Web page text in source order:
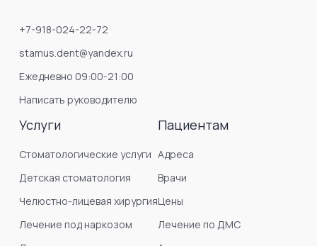
+7-918-024-22-72
stamus.dent@yandex.ru
Ежедневно 09:00-21:00
Написать руководителю
Услуги
Стоматологические услуги
Детская стоматология
Челюстно-лицевая хирургия
Лечение под наркозом
Пациентам
Адреса
Врачи
Цены
Лечение по ДМС